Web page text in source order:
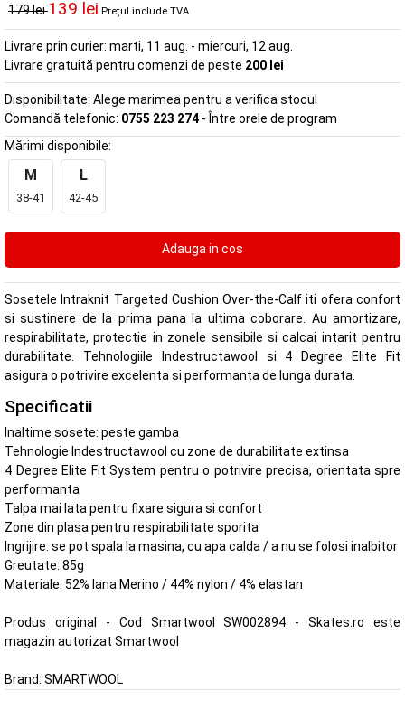
179 lei139 lei Prețul include TVA
Livrare prin curier: marti, 11 aug. - miercuri, 12 aug.
Livrare gratuită pentru comenzi de peste 200 lei
Disponibilitate: Alege marimea pentru a verifica stocul
Comandă telefonic: 0755 223 274 - Între orele de program
Mărimi disponibile:
M
38-41
L
42-45
Sosetele Intraknit Targeted Cushion Over-the-Calf iti ofera confort
si sustinere de la prima pana la ultima coborare. Au amortizare,
respirabilitate, protectie in zonele sensibile si calcai intarit pentru
durabilitate. Tehnologiile Indestructawool si 4 Degree Elite Fit
asigura o potrivire excelenta si performanta de lunga durata.
Specificatii
Inaltime sosete: peste gamba
Tehnologie Indestructawool cu zone de durabilitate extinsa
4 Degree Elite Fit System pentru o potrivire precisa, orientata spre
performanta
Talpa mai lata pentru fixare sigura si confort
Zone din plasa pentru respirabilitate sporita
Ingrijire: se pot spala la masina, cu apa calda / a nu se folosi inalbitor
Greutate: 85g
Materiale: 52% lana Merino / 44% nylon / 4% elastan
Produs original - Cod Smartwool SW002894 - Skates.ro este
magazin autorizat Smartwool
Brand: SMARTWOOL